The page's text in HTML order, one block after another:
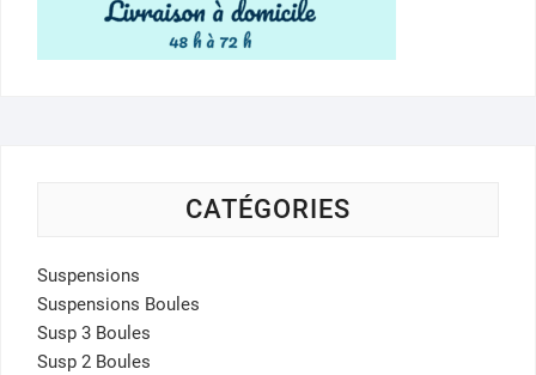
CATÉGORIES
Suspensions
Suspensions Boules
Susp 3 Boules
Susp 2 Boules